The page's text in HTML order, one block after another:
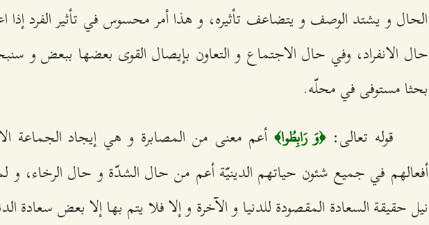
الحال و يشتد الوصف و يتضاعف تأثيره، و هذا أمر محسوس في تأثير الفرد
حال الانفراد، وفي حال الاجتماع و التعاون بإيصال القوى بعضها ببعض و
بحثا مستوفى في محلّه.
قوله تعالى: ﴿وَ رَابِطُوا﴾ أعم معنى من المصابرة و هي إيجاد الجماعة
أفعالهم في جميع شئون حياتهم الدينيّة أعم من حال الشدّة و حال الرخاء، و
نيل حقيقة السعادة المقصودة للدنيا و الآخرة و إلا فلا يتم بها إلا بعض سعادة